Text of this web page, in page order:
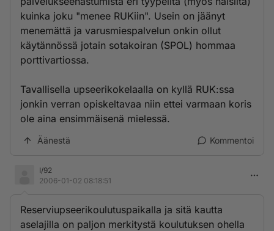
kuinka joku "menee RUKiin". Usein on jäänyt
menemättä ja varusmiespalvelun onkin ollut
käytännössä jotain sotakoiran (SPOL) hommaa
porttivartiossa.
Tavallisella upseerikokelaalla on kyllä RUK:ssa
jonkin verran opiskeltavaa niin ettei varmaan koris
ole aina ensimmäisenä mielessä.
Äänestä Kommentoi
I/92
2006-01-02 08:18:51
Reserviupseerikoulutuspaikalla ja sitä kautta
aselajilla on paljon merkitystä koulutuksen ohella